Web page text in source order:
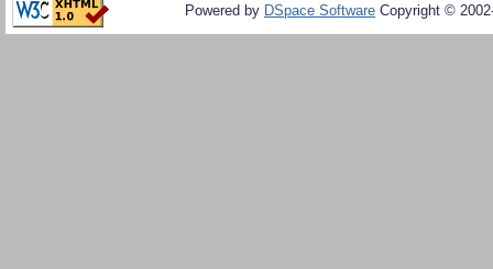
Powered by DSpace Software Copyright ©